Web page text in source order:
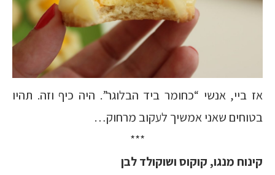
אז ביי, אנשי “כחומר ביד הבלוגר”. היה כיף וזה. תהיו
בטוחים שאני אמשיך לעקוב מרחוק…
***
קינוח מנגו, קוקוס ושוקולד לבן